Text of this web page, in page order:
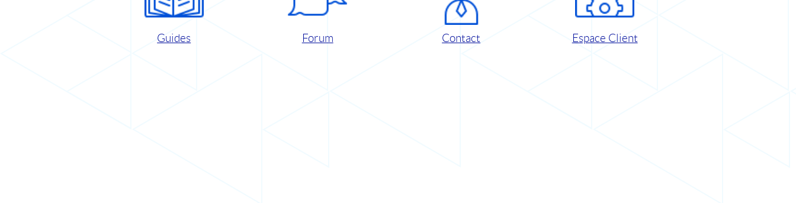
Guides Forum Contact Espace Client